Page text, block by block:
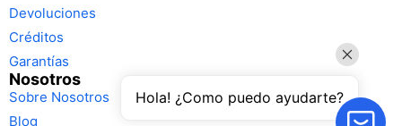
Devoluciones
Créditos
Garantías
Nosotros
Sobre Nosotros
Blog
Hola! ¿Como puedo ayudarte?